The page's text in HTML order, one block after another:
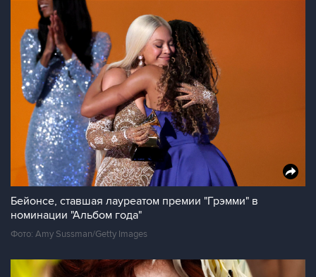
Бейонсе, ставшая лауреатом премии "Грэмми" в
номинации "Альбом года"
Фото: Amy Sussman/Getty Images